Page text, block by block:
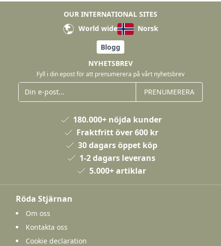
OUR INTERNATIONAL SITES
World wide
Norsk
Blogg
NYHETSBREV
Fyll i din epost för att prenumerera på vårt nyhetsbrev
PRENUMERERA
180.000+ nöjda kunder
Fraktfritt över 600 kr
30 dagars öppet köp
1-2 dagars leverans
5.000+ artiklar
Röda Stjärnan
Om oss
Kontakta oss
Cookie declaration